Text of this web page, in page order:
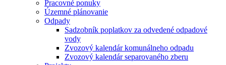
Pracovné ponuky
Územné plánovanie
Odpady
Sadzobník poplatkov za odvedené odpadové
vody
Zvozový kalendár komunálneho odpadu
Zvozový kalendár separovaného zberu